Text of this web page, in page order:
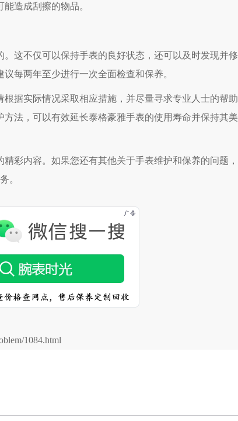
造成刮擦的物品。
不仅可以保持手表的良好状态，还可以及时发现并修
每两年至少进行一次全面检查和保养。
实际情况采取相应措施，并尽量寻求专业人士的帮助
法，可以有效延长泰格豪雅手表的使用寿命并保持其美
精彩内容。如果您还有其他关于手表维护和保养的问题，
。
1084.html